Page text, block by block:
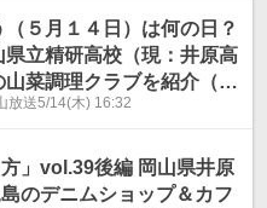
（５月１４日）は何の日？
立精研高校（現：井原高
山菜調理クラブを紹介（１
年）
放送5/14(木) 16:32
方」vol.39後編 岡山県井原
のデニムショップ＆カフ